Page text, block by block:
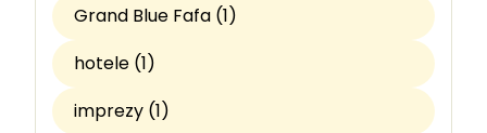
Grand Blue Fafa (1)
hotele (1)
imprezy (1)